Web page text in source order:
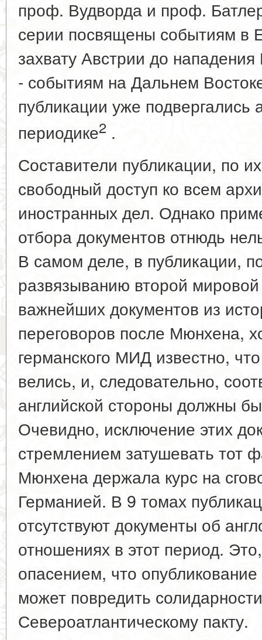
проф. Вудворда и проф.
серии посвящены событиям в
захвату Австрии до
- событиям на Дальнем
публикации уже подвергались
периодике2 .
Составители публикации, по
свободный доступ ко всем
иностранных дел. Однако
отбора документов отнюдь
В самом деле, в публикации,
развязыванию второй
важнейших документов из
переговоров после Мюнхена,
германского МИД известно,
велись, и, следовательно,
английской стороны должны
Очевидно, исключение этих
стремлением затушевать тот
Мюнхена держала курс на
Германией. В 9 томах
отсутствуют документы об
отношениях в этот период.
опасением, что
может повредить
Североатлантическому пакту.